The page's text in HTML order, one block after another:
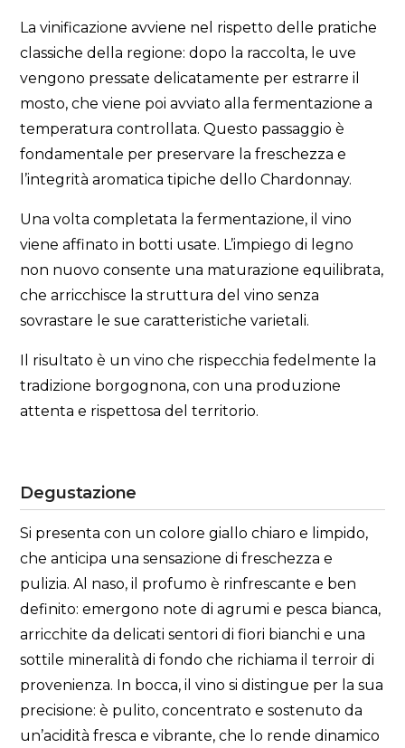
La vinificazione avviene nel rispetto delle pratiche
classiche della regione: dopo la raccolta, le uve
vengono pressate delicatamente per estrarre il
mosto, che viene poi avviato alla fermentazione a
temperatura controllata. Questo passaggio è
fondamentale per preservare la freschezza e
l’integrità aromatica tipiche dello Chardonnay.
Una volta completata la fermentazione, il vino
viene affinato in botti usate. L’impiego di legno
non nuovo consente una maturazione equilibrata,
che arricchisce la struttura del vino senza
sovrastare le sue caratteristiche varietali.
Il risultato è un vino che rispecchia fedelmente la
tradizione borgognona, con una produzione
attenta e rispettosa del territorio.
Degustazione
Si presenta con un colore giallo chiaro e limpido,
che anticipa una sensazione di freschezza e
pulizia. Al naso, il profumo è rinfrescante e ben
definito: emergono note di agrumi e pesca bianca,
arricchite da delicati sentori di fiori bianchi e una
sottile mineralità di fondo che richiama il terroir di
provenienza. In bocca, il vino si distingue per la sua
precisione: è pulito, concentrato e sostenuto da
un’acidità fresca e vibrante, che lo rende dinamico